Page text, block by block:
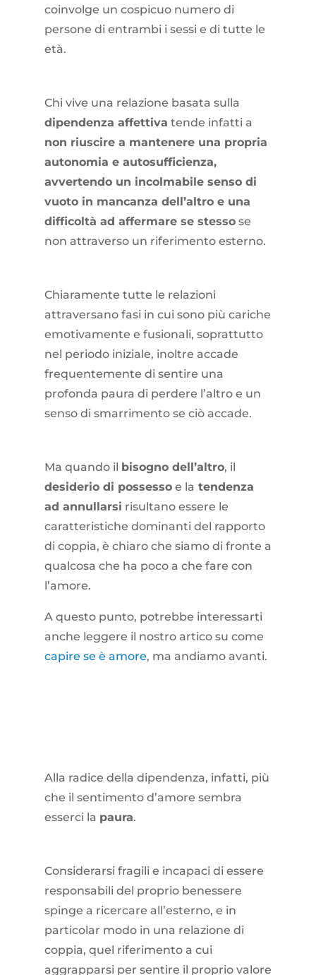
coinvolge un cospicuo numero di
persone di entrambi i sessi e di tutte le
età.
Chi vive una relazione basata sulla
dipendenza affettiva tende infatti a
non riuscire a mantenere una propria
autonomia e autosufficienza,
avvertendo un incolmabile senso di
vuoto in mancanza dell’altro e una
difficoltà ad affermare se stessose
non attraverso un riferimento esterno.
Chiaramente tutte le relazioni
attraversano fasi in cui sono più cariche
emotivamente e fusionali, soprattutto
nel periodo iniziale, inoltre accade
frequentemente di sentire una
profonda paura di perdere l’altro e un
senso di smarrimento se ciò accade.
Ma quando il bisogno dell’altro, il
desiderio di possessoe la tendenza
ad annullarsi risultano essere le
caratteristiche dominanti del rapporto
di coppia, è chiaro che siamo di fronte a
qualcosa che ha poco a che fare con
l’amore.
A questo punto, potrebbe interessarti
anche leggere il nostro artico su come
capire se è amore, ma andiamo avanti.
Alla radice della dipendenza, infatti, più
che il sentimento d’amore sembra
esserci la paura.
Considerarsi fragili e incapaci di essere
responsabili del proprio benessere
spinge a ricercare all’esterno, e in
particolar modo in una relazione di
coppia, quel riferimento a cui
aggrapparsi per sentire il proprio valore